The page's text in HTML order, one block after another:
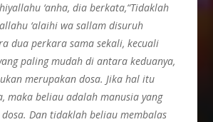
‘anha, dia berkata,“Tidaklah
‘alaihi wa sallam disuruh
dua perkara sama sekali, kecuali
paling mudah di antara keduanya,
merupakan dosa. Jika hal itu
maka beliau adalah manusia yang
Dan tidaklah beliau membalas